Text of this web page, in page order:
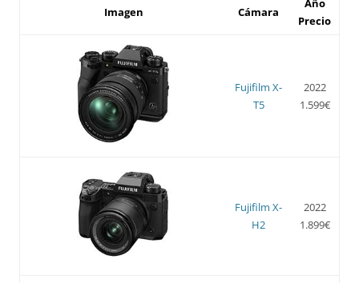
Imagen Cámara
Año
Precio
Fujifilm X-
T5
2022
1.599€
Fujifilm X-
H2
2022
1.899€